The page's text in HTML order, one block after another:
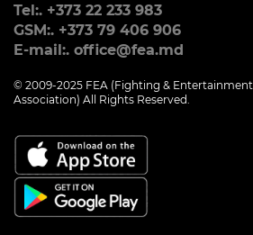
Tel:. +373 22 233 983
GSM:. +373 79 406 906
E-mail:. office@fea.md
© 2009-2025 FEA (Fighting & Entertainment
Association) All Rights Reserved.